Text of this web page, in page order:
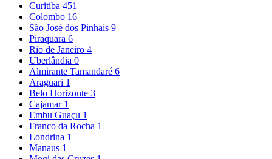
Curitiba 451
Colombo 16
São José dos Pinhais 9
Piraquara 6
Rio de Janeiro 4
Uberlândia 0
Almirante Tamandaré 6
Araguari 1
Belo Horizonte 3
Cajamar 1
Embu Guaçu 1
Franco da Rocha 1
Londrina 1
Manaus 1